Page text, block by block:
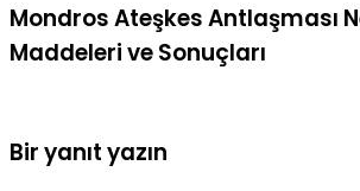
Mondros Ateşkes Antlaşması
Maddeleri ve Sonuçları
Bir yanıt yazın